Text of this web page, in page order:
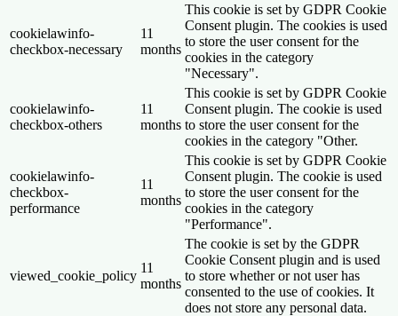
cookielawinfo-
checkbox-necessary
11
months
This cookie is set by GDPR Cookie
Consent plugin. The cookies is used
to store the user consent for the
cookies in the category
"Necessary".
cookielawinfo-
checkbox-others
11
months
This cookie is set by GDPR Cookie
Consent plugin. The cookie is used
to store the user consent for the
cookies in the category "Other.
cookielawinfo-
checkbox-
performance
11
months
This cookie is set by GDPR Cookie
Consent plugin. The cookie is used
to store the user consent for the
cookies in the category
"Performance".
viewed_cookie_policy
11
months
The cookie is set by the GDPR
Cookie Consent plugin and is used
to store whether or not user has
consented to the use of cookies. It
does not store any personal data.